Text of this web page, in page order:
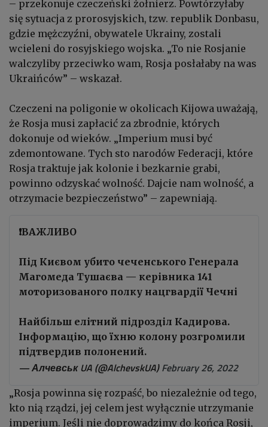
– przekonuje czeczeński żołnierz. Powtórzyłaby
się sytuacja z prorosyjskich, tzw. republik Donbasu,
gdzie mężczyźni, obywatele Ukrainy, zostali
wcieleni do rosyjskiego wojska. „To nie Rosjanie
walczyliby przeciwko wam, Rosja posłałaby na was
Ukraińców” – wskazał.
Czeczeni na poligonie w okolicach Kijowa uważają,
że Rosja musi zapłacić za zbrodnie, których
dokonuje od wieków. „Imperium musi być
zdemontowane. Tych sto narodów Federacji, które
Rosja traktuje jak kolonie i bezkarnie grabi,
powinno odzyskać wolność. Dajcie nam wolność, a
otrzymacie bezpieczeństwo” – zapewniają.
❗️ВАЖЛИВО
Під Києвом убито чеченського Генерала
Магомеда Тушаєва — керівника 141
моторизованого полку нацгвардії Чечні
Найбільш елітний підрозділ Кадирова.
Інформацію, що їхню колону розгромили
підтвердив полонений.
— Алчевськ UA (@AlchevskUA)February 26, 2022
„Rosja powinna się rozpaść, bo niezależnie od tego,
kto nią rządzi, jej celem jest wyłącznie utrzymanie
imperium. Jeśli nie doprowadzimy do końca Rosji,